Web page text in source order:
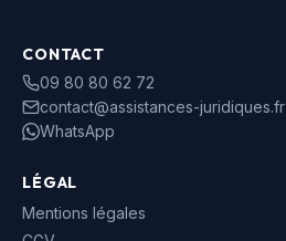
CONTACT
09 80 80 62 72
contact@assistances-juridiques.fr
WhatsApp
LÉGAL
Mentions légales